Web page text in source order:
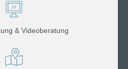
& Videoberatung